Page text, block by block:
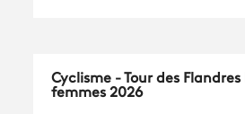
Cyclisme - Tour des
femmes 2026